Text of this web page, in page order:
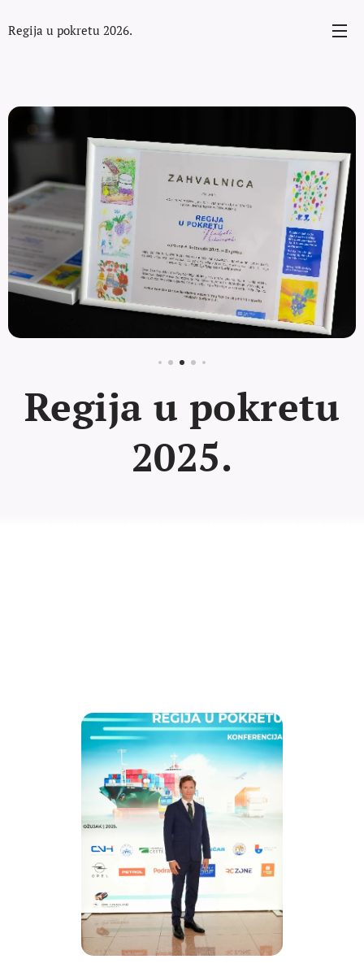
Regija u pokretu 2026.
Regija u pokretu
2025.